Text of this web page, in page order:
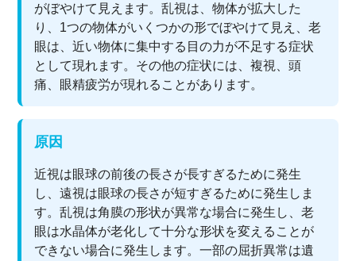
がぼやけて見えます。乱視は、物体が拡大した
り、1つの物体がいくつかの形でぼやけて見え、老
眼は、近い物体に集中する目の力が不足する症状
として現れます。その他の症状には、複視、頭
痛、眼精疲労が現れることがあります。
原因
近視は眼球の前後の長さが長すぎるために発生
し、遠視は眼球の長さが短すぎるために発生しま
す。乱視は角膜の形状が異常な場合に発生し、老
眼は水晶体が老化して十分な形状を変えることが
できない場合に発生します。一部の屈折異常は遺